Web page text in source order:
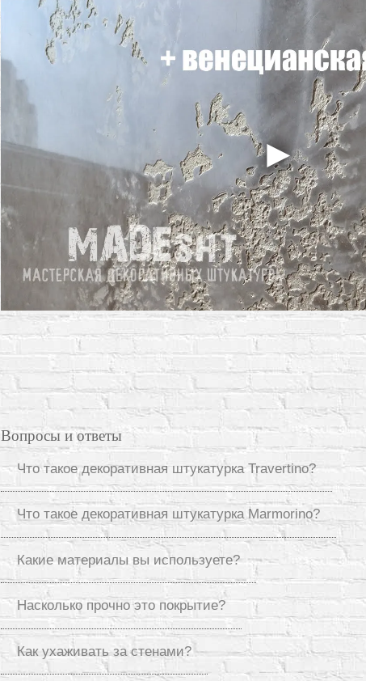
Вопросы и ответы
Что такое декоративная штукатурка Travertino?
Что такое декоративная штукатурка Marmorino?
Какие материалы вы используете?
Насколько прочно это покрытие?
Как ухаживать за стенами?